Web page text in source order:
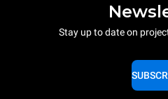
Stay up to date on